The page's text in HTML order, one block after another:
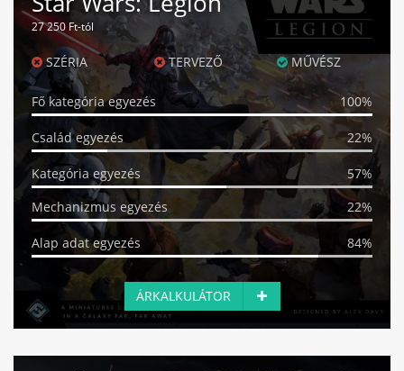
27 250 Ft-tól
SZÉRIA TERVEZŐ MŰVÉSZ
Fő kategória egyezés 100%
Család egyezés 22%
Kategória egyezés
57%
Mechanizmus egyezés
22%
Alap adat egyezés 84%
ÁRKALKULÁTOR